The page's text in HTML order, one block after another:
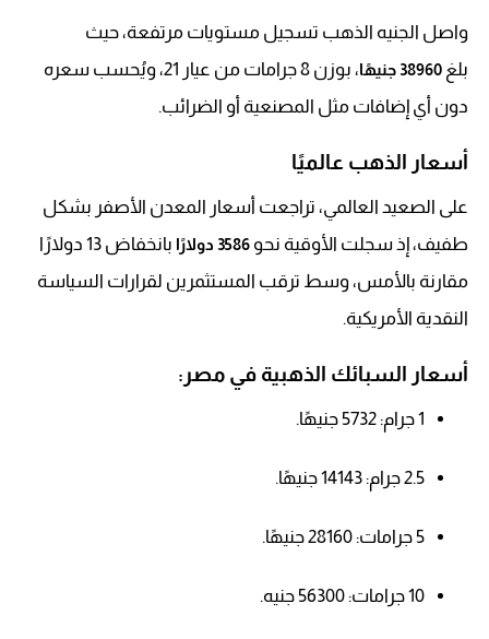
واصل الجنيه الذهب تسجيل مستويات مرتفعة، حيث
بلغ 38960 جنيهًا
، بوزن 8 جرامات من عيار 21، ويُحسب سعره
دون أي إضافات مثل المصنعية أو الضرائب.
أسعار الذهب عالميًا
على الصعيد العالمي، تراجعت أسعار المعدن الأصفر بشكل
طفيف، إذ سجلت الأوقية نحو 3586 دولارًا
بانخفاض 13 دولارًا
مقارنة بالأمس، وسط ترقب المستثمرين لقرارات السياسة
النقدية الأمريكية.
أسعار السبائك الذهبية في مصر:
1 جرام: 5732 جنيهًا.
2.5 جرام: 14143 جنيهًا.
5 جرامات: 28160 جنيهًا.
10 جرامات: 56300 جنيه.